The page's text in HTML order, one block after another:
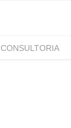
CONSULTORIA